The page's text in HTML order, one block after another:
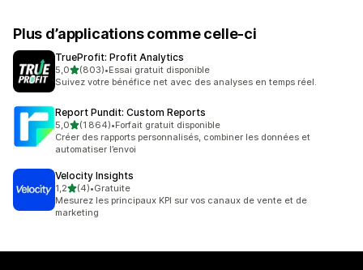
Plus d’applications comme celle-ci
TrueProfit: Profit Analytics
5,0étoile(s) sur 5
(803)
803 avis au total
•Essai gratuit disponible
Suivez votre bénéfice net avec des analyses en temps réel.
Report Pundit: Custom Reports
5,0étoile(s) sur 5
(1 864)
1864 avis au total
•Forfait gratuit disponible
Créer des rapports personnalisés, combiner les données et
automatiser l’envoi
Velocity Insights
1,2étoile(s) sur 5
(4)
4 avis au total
•Gratuite
Mesurez les principaux KPI sur vos canaux de vente et de
marketing